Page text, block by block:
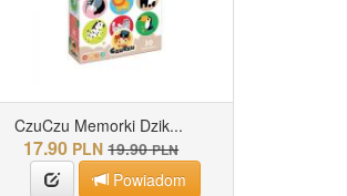
CzuCzu Memorki Dzik...
17.90 PLN 19.90 PLN
Powiadom